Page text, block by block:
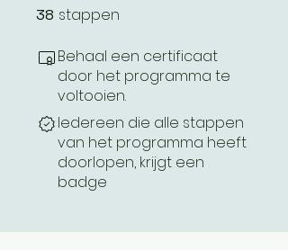
38 stappen
Behaal een certificaat
door het programma te
voltooien.
Iedereen die alle stappen
van het programma heeft
doorlopen, krijgt een
badge